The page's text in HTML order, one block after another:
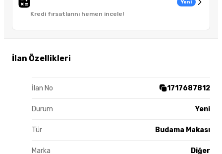
Kredi fırsatlarını hemen incele!
Yeni
İlan Özellikleri
İlan No 1717687812
Durum Yeni
Tür Budama Makası
Marka Diğer